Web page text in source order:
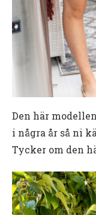
Den här
i några år så ni
Tycker om den